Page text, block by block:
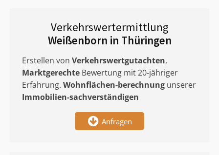
Verkehrswertermittlung
Weißenborn in Thüringen
Erstellen von Verkehrswertgutachten,
Marktgerechte Bewertung mit 20-jähriger
Erfahrung. Wohnflächen-berechnung unserer
Immobilien-sachverständigen
Anfragen